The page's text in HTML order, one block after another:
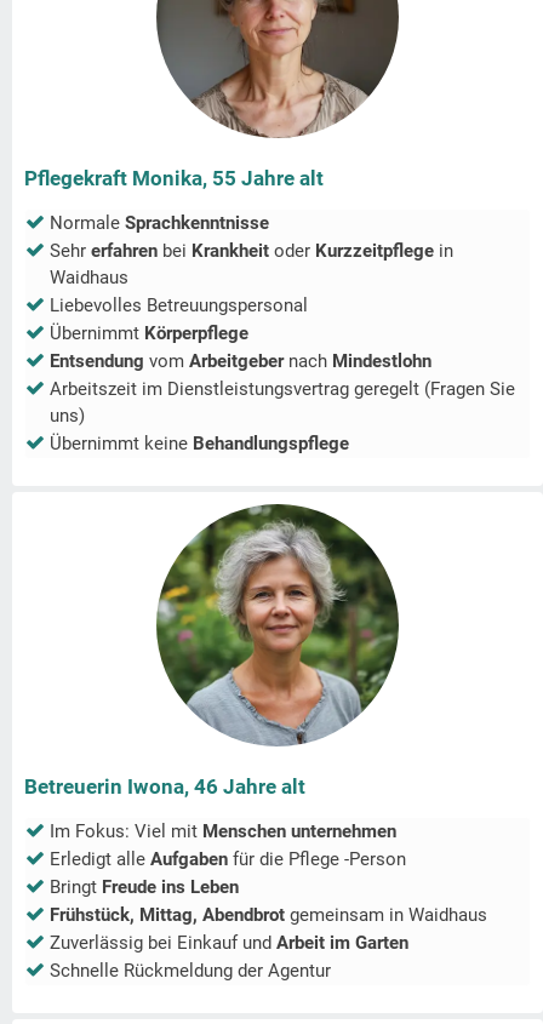
Pflegekraft Monika, 55 Jahre alt
Normale Sprachkenntnisse
Sehr erfahren bei Krankheit oder Kurzzeitpflege in
Waidhaus
Liebevolles Betreuungspersonal
Übernimmt Körperpflege
Entsendung vom Arbeitgeber nach Mindestlohn
Arbeitszeit im Dienstleistungsvertrag geregelt (Fragen Sie
uns)
Übernimmt keine Behandlungspflege
Betreuerin Iwona, 46 Jahre alt
Im Fokus: Viel mit Menschen unternehmen
Erledigt alle Aufgaben für die Pflege -Person
Bringt Freude ins Leben
Frühstück, Mittag, Abendbrot gemeinsam in Waidhaus
Zuverlässig bei Einkauf und Arbeit im Garten
Schnelle Rückmeldung der Agentur